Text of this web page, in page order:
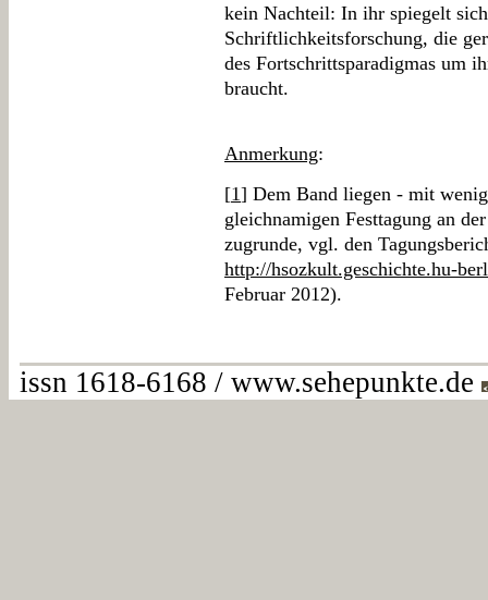
kein Nachteil: In ihr spiegelt
Schriftlichkeitsforschung, die
des Fortschrittsparadigmas um
braucht.
Anmerkung:
[1] Dem Band liegen - mit
gleichnamigen Festtagung an
zugrunde, vgl. den
http://hsozkult.geschichte.hu-
Februar 2012).
issn 1618-6168 / www.sehepunkte.de